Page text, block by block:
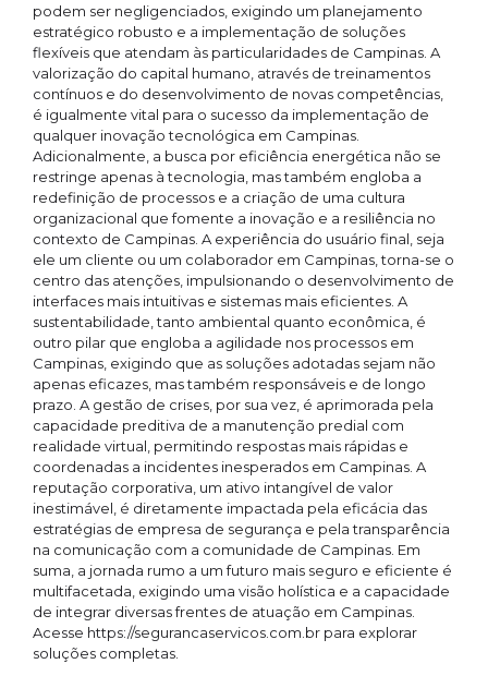
podem ser negligenciados, exigindo um planejamento
estratégico robusto e a implementação de soluções
flexíveis que atendam às particularidades de Campinas. A
valorização do capital humano, através de treinamentos
contínuos e do desenvolvimento de novas competências,
é igualmente vital para o sucesso da implementação de
qualquer inovação tecnológica em Campinas.
Adicionalmente, a busca por eficiência energética não se
restringe apenas à tecnologia, mas também engloba a
redefinição de processos e a criação de uma cultura
organizacional que fomente a inovação e a resiliência no
contexto de Campinas. A experiência do usuário final, seja
ele um cliente ou um colaborador em Campinas, torna-se o
centro das atenções, impulsionando o desenvolvimento de
interfaces mais intuitivas e sistemas mais eficientes. A
sustentabilidade, tanto ambiental quanto econômica, é
outro pilar que engloba a agilidade nos processos em
Campinas, exigindo que as soluções adotadas sejam não
apenas eficazes, mas também responsáveis e de longo
prazo. A gestão de crises, por sua vez, é aprimorada pela
capacidade preditiva de a manutenção predial com
realidade virtual, permitindo respostas mais rápidas e
coordenadas a incidentes inesperados em Campinas. A
reputação corporativa, um ativo intangível de valor
inestimável, é diretamente impactada pela eficácia das
estratégias de empresa de segurança e pela transparência
na comunicação com a comunidade de Campinas. Em
suma, a jornada rumo a um futuro mais seguro e eficiente é
multifacetada, exigindo uma visão holística e a capacidade
de integrar diversas frentes de atuação em Campinas.
Acesse https://segurancaservicos.com.br para explorar
soluções completas.